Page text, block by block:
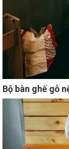
Bộ bàn ghế gỗ